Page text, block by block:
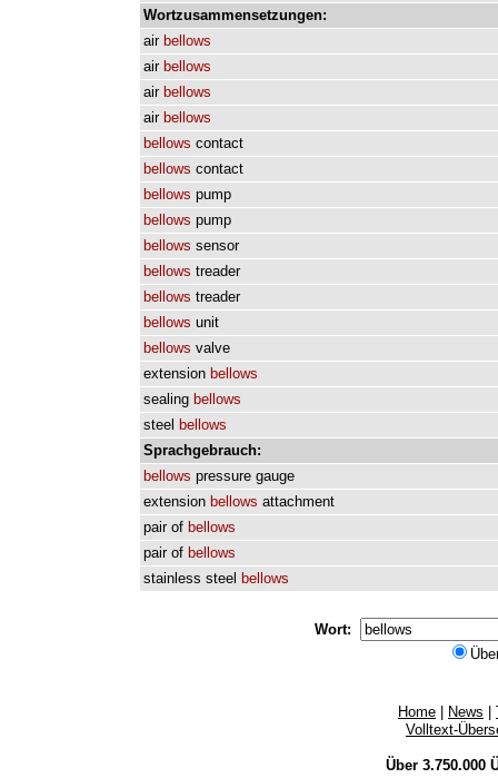
Wortzusammensetzungen:
air bellows
air bellows
air bellows
air bellows
bellows contact
bellows contact
bellows pump
bellows pump
bellows sensor
bellows treader
bellows treader
bellows unit
bellows valve
extension bellows
sealing bellows
steel bellows
Sprachgebrauch:
bellows pressure gauge
extension bellows attachment
pair of bellows
pair of bellows
stainless steel bellows
Wort:
Home News
Volltext-
Über 3.750.000